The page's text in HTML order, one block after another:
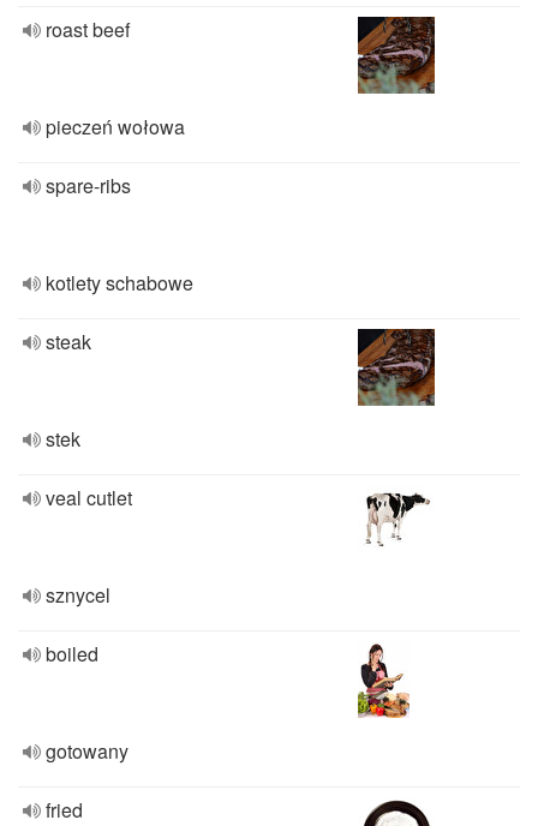
roast beef
pieczeń wołowa
spare-ribs
kotlety schabowe
steak
stek
veal cutlet
sznycel
boiled
gotowany
fried